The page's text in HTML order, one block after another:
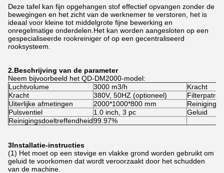
Deze tafel kan fijn opgehangen stof effectief opvangen zonder de
bewegingen en het zicht van de werknemer te verstoren, het is
ideaal voor kleine tot middelgrote fijne bewerking en
onregelmatige onderdelen.Het kan worden aangesloten op een
gespecialiseerde rookreiniger of op een gecentraliseerd
rooksysteem.
2.Beschrijving van de parameter
Neem bijvoorbeeld het QD-DM2000-model:
Luchtvolume
3000 m3/h
Kracht
Kracht
380V, 50HZ (optioneel)
Uiterlijke afmetingen
2000*1000*800 mm
Pulsventiel
1.0 inch, 3 pc
Geluid
Reinigingsdoeltreffendheid99.97%
3Installatie-instructies
(1) Het moet op een stevige en vlakke grond worden gebruikt om
geluid te voorkomen dat wordt veroorzaakt door het schudden
van de machine.